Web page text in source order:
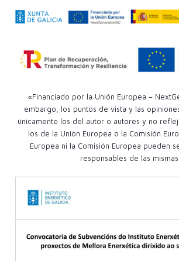
«Financiado por la Unión Europea –
embargo, los puntos de vista y las
únicamente los del autor o autores y no
los de la Unión Europea o la Comisión
Europea ni la Comisión Europea pueden
responsables de las